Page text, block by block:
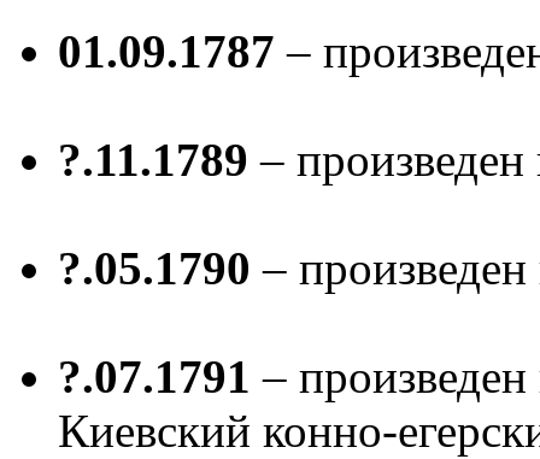
01.09.1787 –
?.11.1789 –
?.05.1790 –
?.07.1791 –
Киевский конно-